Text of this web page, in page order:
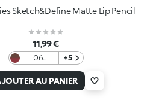
Sketch&Define Matte Lip Pencil
11,99 €
06
Mauve
+5
AU PANIER